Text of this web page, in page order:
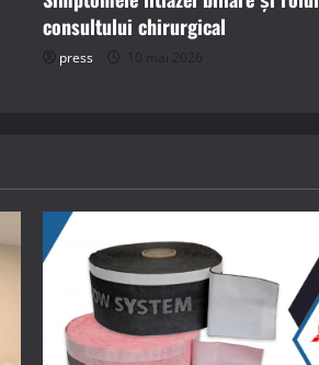
consultului chirurgical
press 10 mai 2026